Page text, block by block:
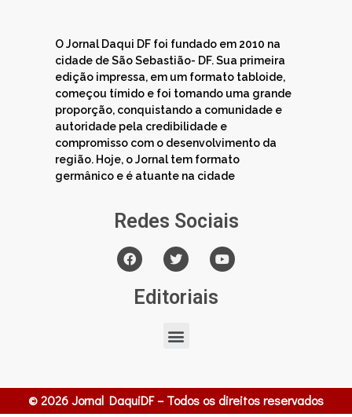
O Jornal Daqui DF foi fundado em 2010 na
cidade de São Sebastião- DF. Sua primeira
edição impressa, em um formato tabloide,
começou tímido e foi tomando uma grande
proporção, conquistando a comunidade e
autoridade pela credibilidade e
compromisso com o desenvolvimento da
região. Hoje, o Jornal tem formato
germânico e é atuante na cidade
Redes Sociais
Editoriais
© 2026 Jornal DaquiDF – Todos os direitos reservados